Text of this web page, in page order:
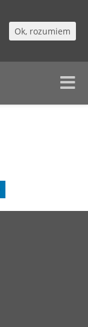
Toggle
Ok, rozumiem